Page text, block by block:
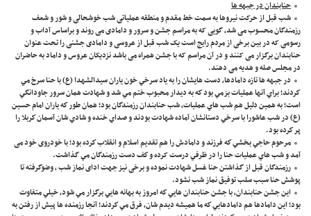
حنابندان در جبهه ها
شب قبل از حرکت نیروها به سمت خط مقدم و منطقه عملیاتی شب خوشحالی و شور و شعف
رزمندگان محسوب می شد، گویی که به مراسم جشن و سرور و دامادی می روند و براساس آداب و
رسومی که در بین برخی از مردم رایج است یک شب قبل از عروسی و دامادی جشنی را تحت عنوان
حنابندان برگزار می کنند و در آن مراسم که با جشن همراه می باشد نزدیکان عروس و داماد به حاضران
در مجلس صله و هدیه می دهند.
در جبهه ها تازه دامادها، دست هايشان را به ياد سرخي خون ياران سيدالشهدا (ع) با حنا سرخ مي
كردند؛ براي آنها عمليات بزمي بود كه به ديدار محبوب ختم مي شد و شهادت همان سرور جاودانگي
است؛ به همين دليل هم شب هاي عمليات، شب حنابندان رزمندگان بود؛ همان طور كه ياران امام حسين
(ع) در شب عاشورا با سرخي دستانشان آماده شهادت بودند و صداي خنده و شادي شان آسمان كربلا را
پر كرده بود.
مرحوم حاجي بخشي كه فرزند و دامادش را هم تقديم اسلام و انقلاب كرده بود؛ با خودروی خود می
آمد و شب هاي عمليات حنا را در ظرفي درست کرده و كف دست رزمندگان مي گذاشت.
رزمندگان قبل از گذاشتن حنا غسل شهادت نموده و برخی نیز جهت ادای نماز شب ، وضوگرفته تا
پوشش حنا سبب سلب توفیق نماز شب نشود.
اين جشن حنابندان، با جشن حنابندان هايي كه امروز به بهانه هايي برگزار مي شود، خيلي متفاوت
بود؛ اين دامادها هم دامادهايي كه ما هميشه ديدم شان، فرق مي كردند؛ آنجا رزمنده ها پيش از رفتن به